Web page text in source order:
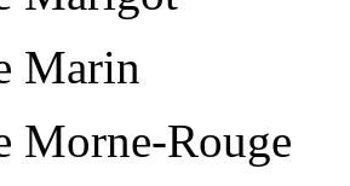
Marin
Morne-Rouge